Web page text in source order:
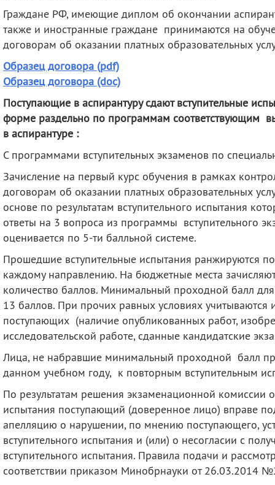
Граждане РФ, имеющие диплом об окончании
также и иностранные граждане принимаются на
договорам об оказании платных образовательных
Образец договора (pdf)
Образец договора (doc)
Поступающие в аспирантуру сдают вступительные
форме раздельно по программам соответствующим
в аспирантуре :
С программами вступительных экзаменов по
Зачисление на первый курс обучения в рамках
договорам об оказании платных образовательных
основе по результатам вступительного испытания
ответы на 3 вопроса из программы вступительного
оценивается по 5-ти балльной системе.
Прошедшие вступительные испытания ранжируются
каждому направлению. На бюджетные места
количество баллов. Минимальный проходной балл
13 баллов. При прочих равных условиях учитываются
поступающих (наличие опубликованных работ,
исследовательской работе, сданные кандидатские
Лица, не набравшие минимальный проходной балл
данном учебном году, к повторным вступительным
По результатам решения экзаменационной комиссии
испытания поступающий (доверенное лицо) вправе
апелляцию о нарушении, по мнению поступающего,
вступительного испытания и (или) о несогласии с
вступительного испытания. Правила подачи и
соответствии приказом Минобрнауки от 26.03.2014